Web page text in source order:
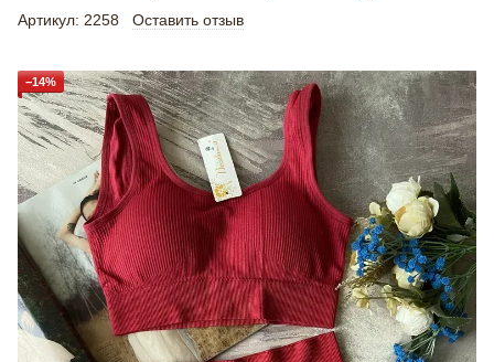
Артикул: 2258 Оставить отзыв
−14%